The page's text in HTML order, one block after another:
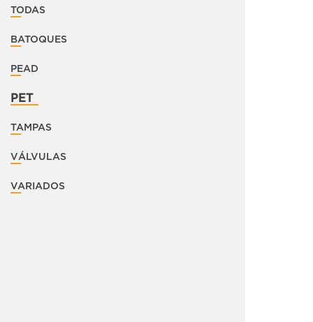
TODAS
BATOQUES
PEAD
PET
TAMPAS
VÁLVULAS
VARIADOS